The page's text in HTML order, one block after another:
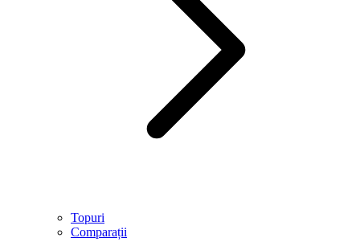
Topuri
Comparații